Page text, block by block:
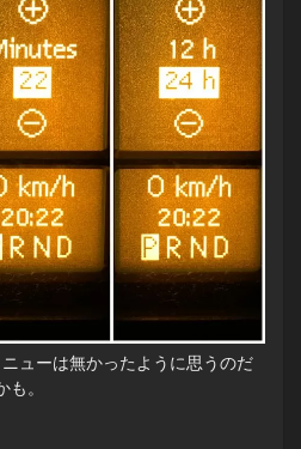
ューは無かったように思うのだ
。